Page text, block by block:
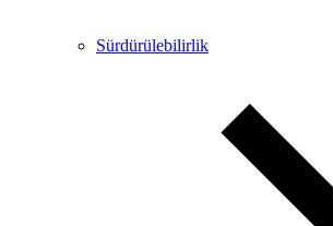
Sürdürülebilirlik